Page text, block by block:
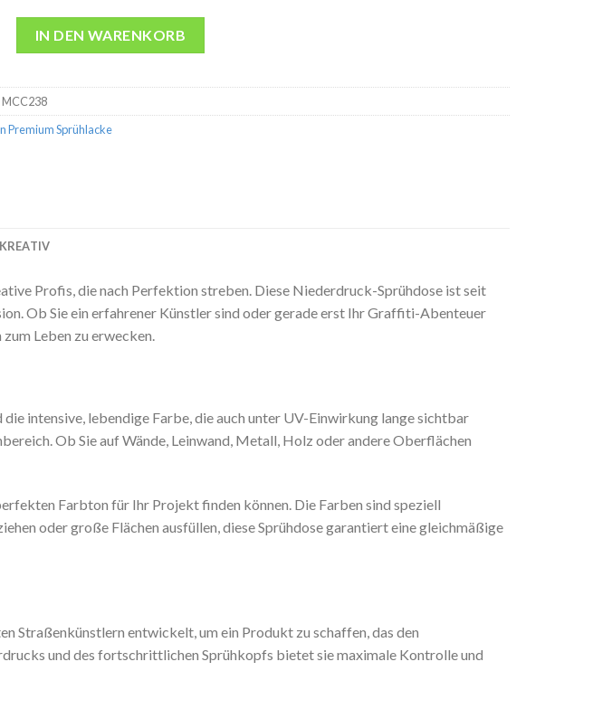
IN DEN WARENKORB
MCC238
Premium Sprühlacke
Profis, die nach Perfektion streben. Diese Niederdruck-Sprühdose ist seit
Ob Sie ein erfahrener Künstler sind oder gerade erst Ihr Graffiti-Abenteuer
Leben zu erwecken.
intensive, lebendige Farbe, die auch unter UV-Einwirkung lange sichtbar
Ob Sie auf Wände, Leinwand, Metall, Holz oder andere Oberflächen
Farbton für Ihr Projekt finden können. Die Farben sind speziell
oder große Flächen ausfüllen, diese Sprühdose garantiert eine gleichmäßige
Straßenkünstlern entwickelt, um ein Produkt zu schaffen, das den
und des fortschrittlichen Sprühkopfs bietet sie maximale Kontrolle und